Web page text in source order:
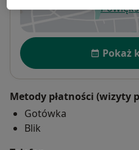
Dostępność
Pokaż
Metody płatności (wizyty
Gotówka
Blik